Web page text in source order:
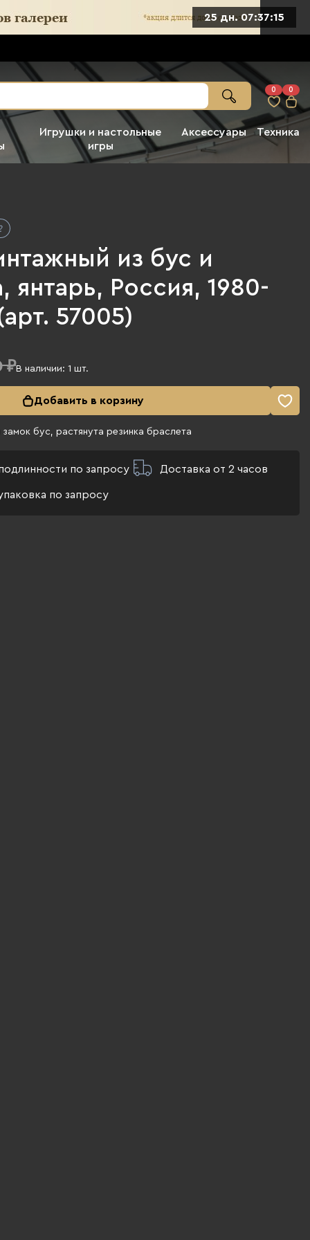
25 дн. 07:37:13
0 0
Игрушки и настольные
игры
Аксессуары Техника
из бус и
янтарь, Россия, 1980-
57005)
₽В наличии: 1 шт.
Добавить в корзину
замок бус, растянута резинка браслета
по запросу Доставка от 2 часов
по запросу